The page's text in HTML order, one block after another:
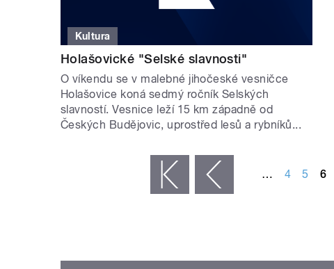
Kultura
Holašovické "Selské slavnosti"
O víkendu se v malebné jihočeské vesničce
Holašovice koná sedmý ročník Selských
slavností. Vesnice leží 15 km západně od
Českých Budějovic, uprostřed lesů a rybníků...
‹ předchozí … 4 5 6